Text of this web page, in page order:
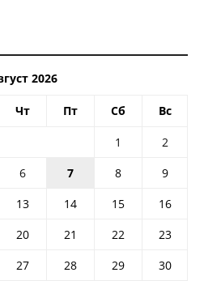
2026
Чт Пт Сб Вс
1
2
6 7 8
9
13 14 15
16
20 21 22
23
27 28 29 30